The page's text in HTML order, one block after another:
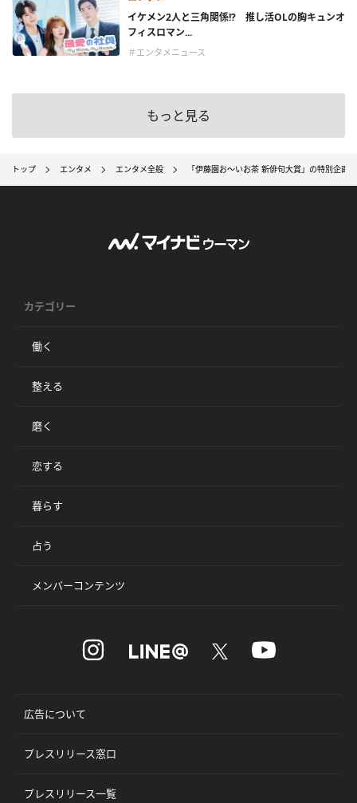
イケメン2人と三角関係!? 推し活OLの胸キュンオ
フィスロマン...
＃エンタメニュース
もっと見る
トップ エンタメ エンタメ全般 「伊藤園お～いお茶 新俳句大賞」の特別企
カテゴリー
働く
整える
磨く
恋する
暮らす
占う
メンバーコンテンツ
広告について
プレスリリース窓口
プレスリリース一覧